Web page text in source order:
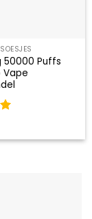
50000 Puffs
Vape